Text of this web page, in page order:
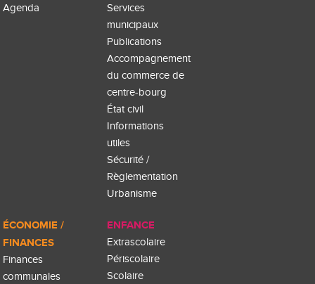
Agenda
Services
municipaux
Publications
Accompagnement
du commerce de
centre-bourg
État civil
Informations
utiles
Sécurité /
Règlementation
Urbanisme
ÉCONOMIE /
FINANCES
Finances
communales
ENFANCE
Extrascolaire
Périscolaire
Scolaire